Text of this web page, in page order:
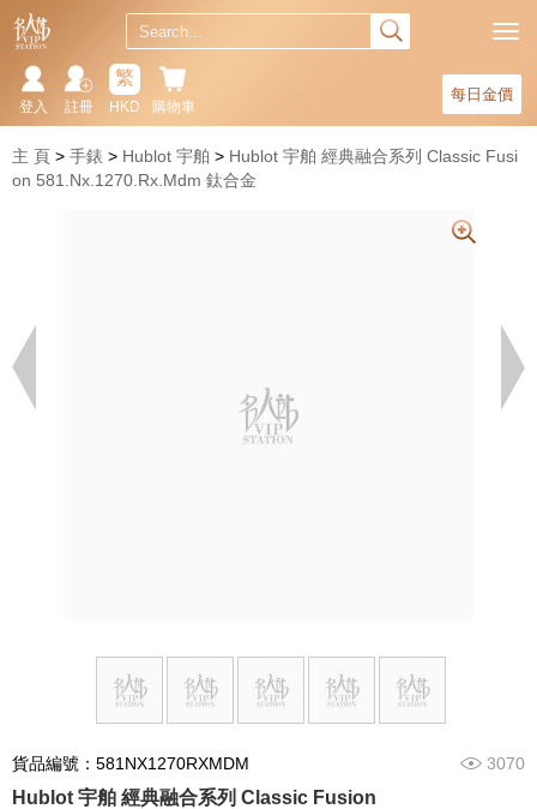
每日金價
購物車
繁
HKD
註冊
登入
主 頁 手錶 Hublot 宇舶
Hublot 宇舶 經典融合系列 Classic Fusi
on 581.Nx.1270.Rx.Mdm 鈦合金
貨品編號：581NX1270RXMDM 3070
Hublot 宇舶 經典融合系列 Classic Fusion